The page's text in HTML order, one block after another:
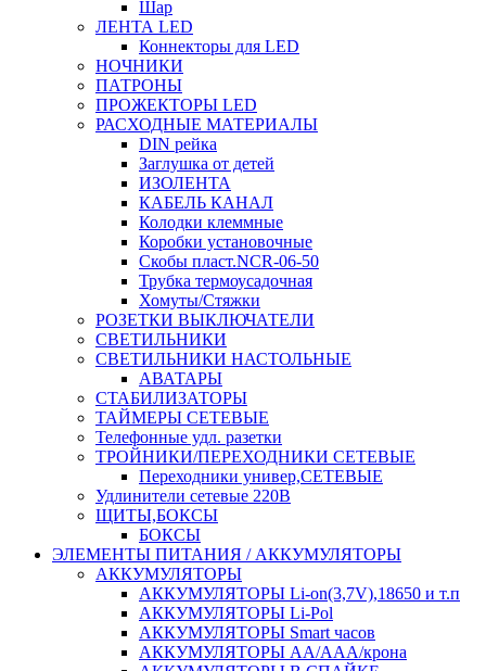
Шар
ЛЕНТА LED
Коннекторы для LED
НОЧНИКИ
ПАТРОНЫ
ПРОЖЕКТОРЫ LED
РАСХОДНЫЕ МАТЕРИАЛЫ
DIN рейка
Заглушка от детей
ИЗОЛЕНТА
КАБЕЛЬ КАНАЛ
Колодки клеммные
Коробки установочные
Скобы пласт.NCR-06-50
Трубка термоусадочная
Хомуты/Стяжки
РОЗЕТКИ ВЫКЛЮЧАТЕЛИ
СВЕТИЛЬНИКИ
СВЕТИЛЬНИКИ НАСТОЛЬНЫЕ
АВАТАРЫ
СТАБИЛИЗАТОРЫ
ТАЙМЕРЫ СЕТЕВЫЕ
Телефонные удл. разетки
ТРОЙНИКИ/ПЕРЕХОДНИКИ СЕТЕВЫЕ
Переходники универ,СЕТЕВЫЕ
Удлинители сетевые 220В
ЩИТЫ,БОКСЫ
БОКСЫ
ЭЛЕМЕНТЫ ПИТАНИЯ / АККУМУЛЯТОРЫ
АККУМУЛЯТОРЫ
АККУМУЛЯТОРЫ Li-on(3,7V),18650 и т.п
АККУМУЛЯТОРЫ Li-Pol
АККУМУЛЯТОРЫ Smart часов
АККУМУЛЯТОРЫ АА/ААА/крона